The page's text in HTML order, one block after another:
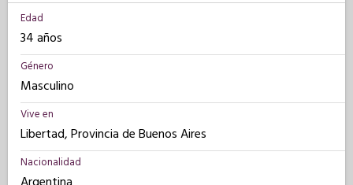
Edad
34 años
Género
Masculino
Vive en
Libertad, Provincia de Buenos Aires
Nacionalidad